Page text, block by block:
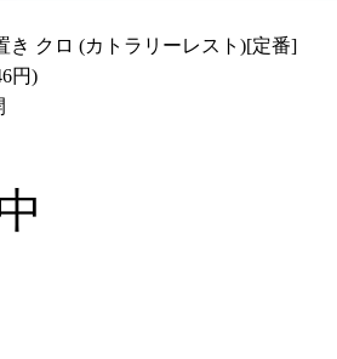
き クロ (カトラリーレスト)[定番]
円)